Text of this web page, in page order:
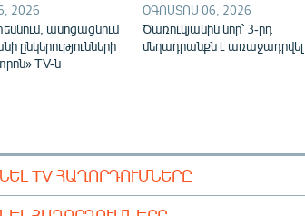
2026
ասոցացնում
ընկերությունների
TV-ն
ՕԳՈՍՏՈՍ 06, 2026
Ծառուկյանին նոր՝ 3-րդ
մեղադրանքն է առաջադրվել
TV ՀԱՂՈՐԴՈՒՄՆԵՐԸ